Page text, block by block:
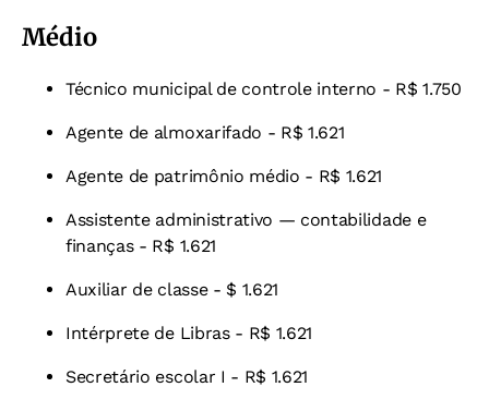
Médio
Técnico municipal de controle interno - R$ 1.750
Agente de almoxarifado - R$ 1.621
Agente de patrimônio médio - R$ 1.621
Assistente administrativo — contabilidade e
finanças - R$ 1.621
Auxiliar de classe - $ 1.621
Intérprete de Libras - R$ 1.621
Secretário escolar I - R$ 1.621